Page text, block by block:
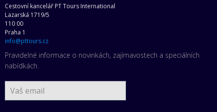
Cestovní kancelář PT Tours International
Lazarská 1719/5
110 00
Praha 1
info@pttours.cz
Pravidelné informace o novinkách, zajímavostech a speciálních
nabídkách.